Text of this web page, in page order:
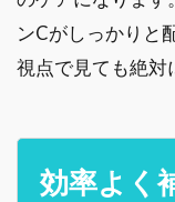
ンCがしっかりと
視点で見ても絶対
効率よく